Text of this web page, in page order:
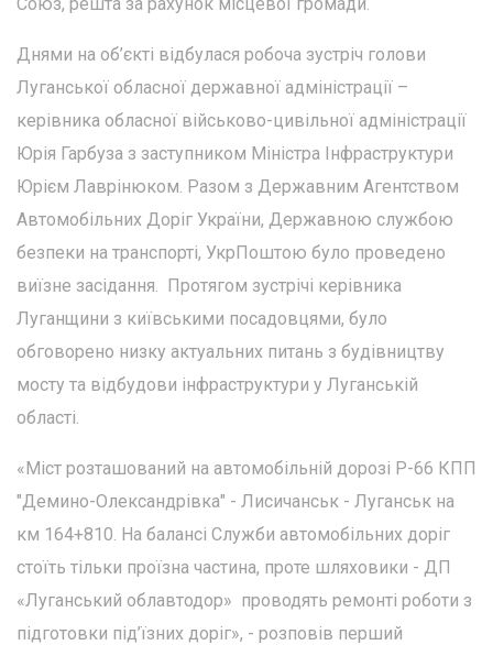
Днями на об’єкті відбулася робоча зустріч голови
Луганської обласної державної адміністрації –
керівника обласної військово-цивільної адміністрації
Юрія Гарбуза з заступником Міністра Інфраструктури
Юрієм Лаврінюком. Разом з Державним Агентством
Автомобільних Доріг України, Державною службою
безпеки на транспорті, УкрПоштою було проведено
виїзне засідання. Протягом зустрічі керівника
Луганщини з київськими посадовцями, було
обговорено низку актуальних питань з будівництву
мосту та відбудови інфраструктури у Луганській
області.
«Міст розташований на автомобільній дорозі Р-66 КПП
"Демино-Олександрівка" - Лисичанськ - Луганськ на
км 164+810. На балансі Служби автомобільних доріг
стоїть тільки проїзна частина, проте шляховики - ДП
«Луганський облавтодор» проводять ремонті роботи з
підготовки під’їзних доріг», - розповів перший